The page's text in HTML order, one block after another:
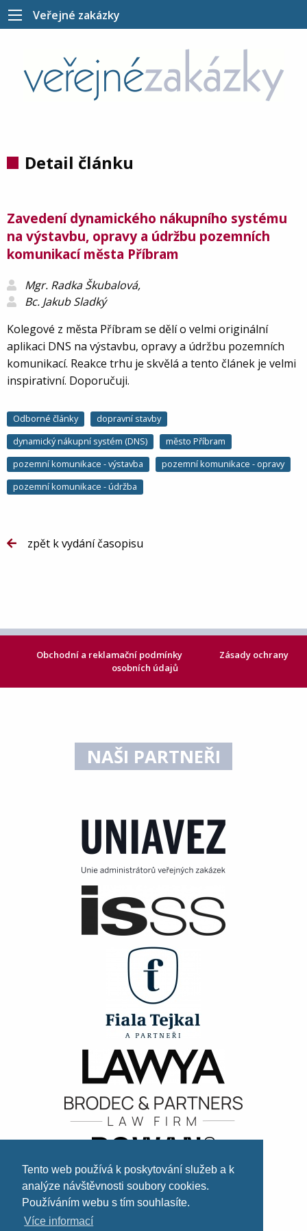
Tento web používá k poskytování služeb a k
analýze návštěvnosti soubory cookies.
Používáním webu s tím souhlasíte.
Více informací
Veřejné zakázky
Detail článku
Zavedení dynamického nákupního systému
na výstavbu, opravy a údržbu pozemních
komunikací města Příbram
Mgr. Radka Škubalová,
Bc. Jakub Sladký
Kolegové z města Příbram se dělí o velmi originální
aplikaci DNS na výstavbu, opravy a údržbu pozemních
komunikací. Reakce trhu je skvělá a tento článek je velmi
inspirativní. Doporučuji.
Odborné články
dopravní stavby
dynamický nákupní systém (DNS)
město Příbram
pozemní komunikace - výstavba
pozemní komunikace - opravy
pozemní komunikace - údržba
zpět k vydání časopisu
Obchodní a reklamační podmínky
Zásady ochrany
osobních údajů
NAŠI PARTNEŘI